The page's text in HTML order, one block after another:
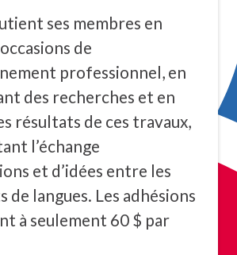
ses membres en
de
professionnel, en
des recherches et en
résultats de ces travaux,
l’échange
et d’idées entre les
de langues. Les adhésions
à seulement 60 $ par